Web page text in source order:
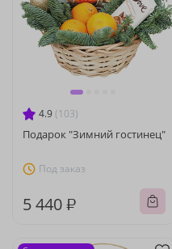
4.9 (103)
Подарок "Зимний гостинец"
Под заказ
5 440 ₽